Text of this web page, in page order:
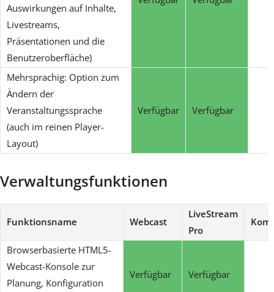
Auswirkungen auf Inhalte,
Livestreams,
Präsentationen und die
Benutzeroberfläche)
Mehrsprachig: Option zum
Ändern der
Veranstaltungssprache
(auch im reinen Player-
Layout)
Verfügbar Verfügbar
Verwaltungsfunktionen
Funktionsname Webcast
LiveStream
Pro
Browserbasierte HTML5-
Webcast-Konsole zur
Planung, Konfiguration
Verfügbar Verfügbar